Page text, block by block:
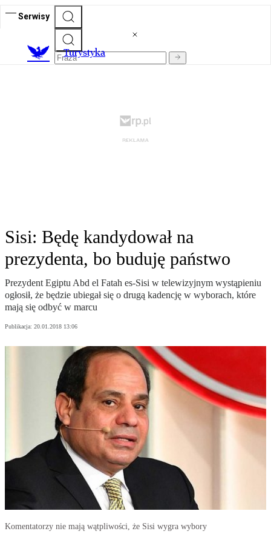
Serwisy
Turystyka
Sisi: Będę kandydował na
prezydenta, bo buduję państwo
Prezydent Egiptu Abd el Fatah es-Sisi w telewizyjnym wystąpieniu
ogłosił, że będzie ubiegał się o drugą kadencję w wyborach, które
mają się odbyć w marcu
Publikacja: 20.01.2018 13:06
Komentatorzy nie mają wątpliwości, że Sisi wygra wybory